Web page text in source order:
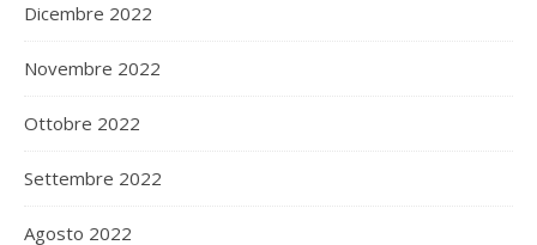
Dicembre 2022
Novembre 2022
Ottobre 2022
Settembre 2022
Agosto 2022